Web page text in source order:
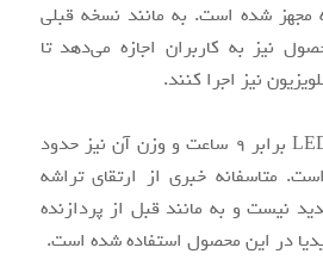
مجهز شده است. به مانند نسخه قبلی
نیز به کاربران اجازه ‌می‌دهد تا
نیز اجرا کنند.
طول عمر باتری سوییچ LED برابر 9 ساعت و وزن آن نیز حدود
متاسفانه خبری از ارتقای تراشه
نیست و به مانند قبل از پردازنده